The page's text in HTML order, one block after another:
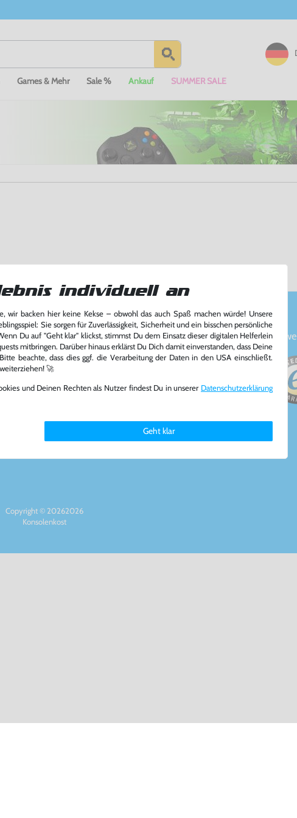
Games & Mehr Sale % Ankauf SUMMER SALE
das Unternehmen Zahlungsarten
Copyright © 20262026
Konsolenkost
individuell an
wir backen hier keine Kekse – obwohl das auch Spaß machen würde! Unsere
Sie sorgen für Zuverlässigkeit, Sicherheit und ein bisschen persönliche
Du auf "Geht klar" klickst, stimmst Du dem Einsatz dieser digitalen Helferlein
mitbringen. Darüber hinaus erklärst Du Dich damit einverstanden, dass Deine
beachte, dass dies ggf. die Verarbeitung der Daten in den USA einschließt.
🚀
und Deinen Rechten als Nutzer findest Du in unserer Daten­schutz­erklärung
Geht klar